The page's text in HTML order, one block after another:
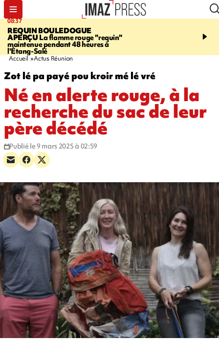
08:37
REQUIN BOULEDOGUE
APERÇU La flamme rouge "requin"
maintenue pendant 48 heures à
l'Étang-Salé
11:31
poutres en aluminium
Accueil Actus Réunion
Zot lé pa payé pou kroir mé lé vré
Né en alerte rouge, à la
recherche du sac de leur
père décédé
Publié le 9 mars 2025 à 02:59